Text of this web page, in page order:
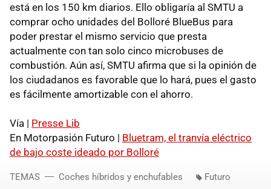
está en los 150 km diarios. Ello obligaría al SMTU a
comprar ocho unidades del Bolloré BlueBus para
poder prestar el mismo servicio que presta
actualmente con tan solo cinco microbuses de
combustión. Aún así, SMTU afirma que si la opinión de
los ciudadanos es favorable que lo hará, pues el gasto
es fácilmente amortizable con el ahorro.
Vía | Presse Lib
En Motorpasión Futuro | Bluetram, el tranvía eléctrico
de bajo coste ideado por Bolloré
TEMAS Coches híbridos y enchufables Futuro